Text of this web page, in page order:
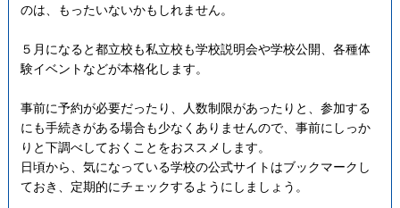
のは、もったいないかもしれません。
５月になると都立校も私立校も学校説明会や学校公開、各種体
験イベントなどが本格化します。
事前に予約が必要だったり、人数制限があったりと、参加する
にも手続きがある場合も少なくありませんので、事前にしっか
りと下調べしておくことをおススメします。
日頃から、気になっている学校の公式サイトはブックマークし
ておき、定期的にチェックするようにしましょう。